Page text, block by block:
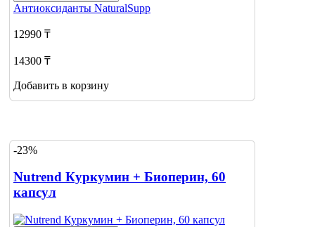
Антиоксиданты NaturalSupp
12990 ₸
14300 ₸
Добавить в корзину
-23%
Nutrend Куркумин + Биоперин, 60
капсул